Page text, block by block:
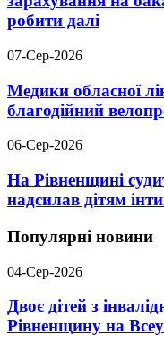
робити далі
07-Сер-2026
Медики обласної
благодійний
06-Сер-2026
На Рівненщині
надсилав дітям
Популярні новини
04-Сер-2026
Двоє дітей з
Рівненщину на